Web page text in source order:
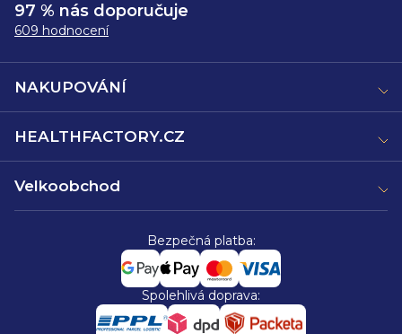
97 % nás doporučuje
609 hodnocení
NAKUPOVÁNÍ
HEALTHFACTORY.CZ
Velkoobchod
Bezpečná platba:
Spolehlivá doprava: